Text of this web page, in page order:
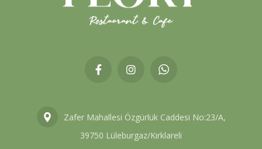
Zafer Mahallesi Özgürlük Caddesi No:23/A,
39750 Lüleburgaz/Kırklareli